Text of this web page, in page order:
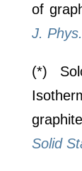
of
J.
(*)
Solid